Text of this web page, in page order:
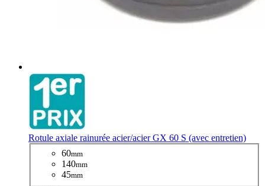
Rotule axiale rainurée acier/acier GX 60 S (avec entretien)
60mm
140mm
45mm